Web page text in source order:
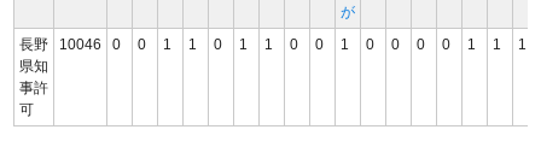
が
長野
県知
事許
可
10046 0 0 1 1 0 1 1 0 0 1 0 0 0 0 1 1 1